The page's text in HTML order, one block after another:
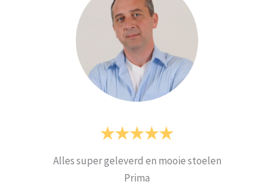
Alles super geleverd en mooie stoelen
Prima